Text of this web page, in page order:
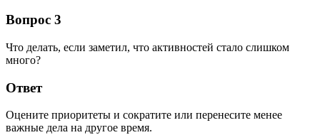
Вопрос 3
Что делать, если заметил, что активностей стало слишком
много?
Ответ
Оцените приоритеты и сократите или перенесите менее
важные дела на другое время.